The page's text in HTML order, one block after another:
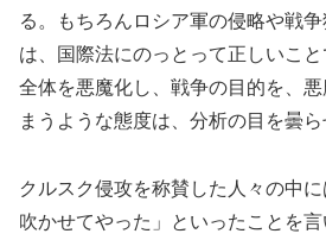
る。もちろんロシア軍の侵略や戦
は、国際法にのっとって正しいこ
全体を悪魔化し、戦争の目的を、
まうような態度は、分析の目を曇ら
クルスク侵攻を称賛した人々の中
吹かせてやった」といったことを